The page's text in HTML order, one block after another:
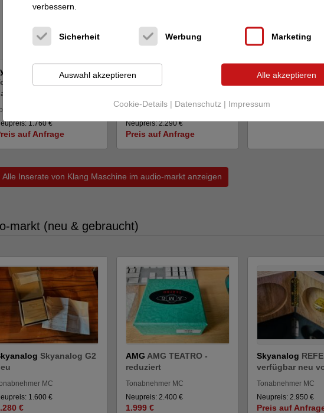
NEU OVP
MC
1.760 €
auf Anfrage
Tonabnehmer MC
Neupreis: 2.290 €
Preis auf Anfrage
Ikeda
Gesamt
9TS 9TT KAI
Alle Inserate von Klang Maschine im audio-markt anzeigen
markt (neu & gebraucht)
Skyanalog G2
MC
1.600 €
€
AMG AMG TEATRO -
reduziert
Tonabnehmer MC
Neupreis: 2.400 €
1.999 €
Skyanalog
verfügbar neu
Tonabnehmer MC
Neupreis: 2.950 €
Preis auf
verbessern.
Cookie-Details | Datenschutz | Impressum
Sicherheit Werbung Marketing
Auswahl akzeptieren Alle akzeptieren